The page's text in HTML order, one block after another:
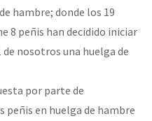
hambre; donde los 19
8 peñis han decidido iniciar
de nosotros una huelga de
por parte de
peñis en huelga de hambre